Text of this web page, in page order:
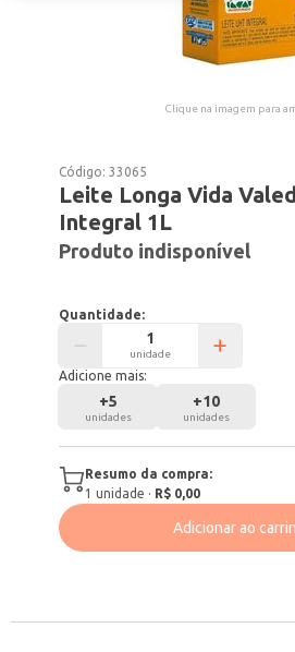
Clique na imagem para
Código:33065
Leite Longa Vida
Integral 1L
Produto indisponível
Quantidade:
unidade
Adicione mais:
+5
unidades
+10
unidades
Resumo da compra:
1 unidade · R$ 0,00
Adicionar ao